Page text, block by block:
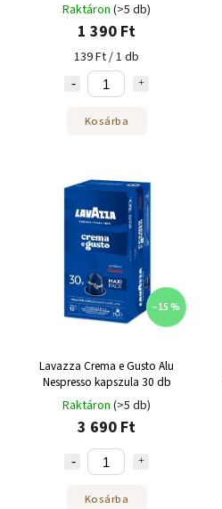
Raktáron (>5 db)
1 390 Ft
139 Ft / 1 db
Kosárba
–15 %
Lavazza Crema e Gusto Alu
Nespresso kapszula 30 db
Raktáron (>5 db)
3 690 Ft
Kosárba